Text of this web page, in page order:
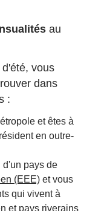
au
vous
dans
:
et êtes à
en outre-
d'un pays de
(EEE) et vous
qui vivent à
et pays riverains